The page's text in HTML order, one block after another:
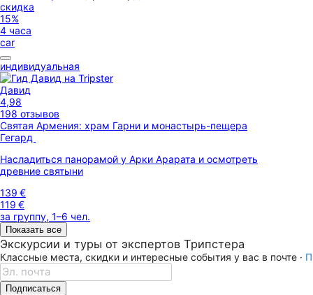
скидка
15%
4 часа
car
индивидуальная
Давид
4,98
198 отзывов
Святая Армения: храм Гарни и монастырь-пещера
Гегард
Насладиться панорамой у Арки Арарата и осмотреть
древние святыни
139 €
119 €
за группу, 1–6 чел.
Показать все
Экскурсии и туры от экспертов Трипстера
Классные места, скидки и интересные события у вас в почте ·
Подписаться